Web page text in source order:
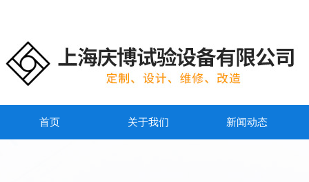
首页 关于我们 新闻动态